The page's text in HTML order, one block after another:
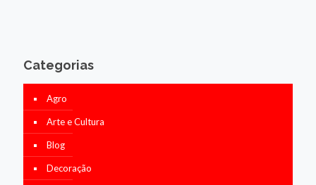
Categorias
Agro
Arte e Cultura
Blog
Decoração